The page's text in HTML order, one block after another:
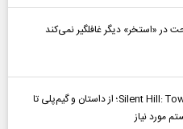
«استخر» دیگر غافلگیر نمی‌کند
بررسی بازی Silent Hill: Townfall؛ از داستان و گیم‌پلی تا
مورد نیاز